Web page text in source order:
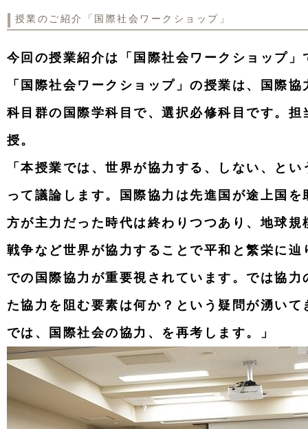
授業のご紹介「国際社会ワークショップ」
今回の授業紹介は「国際社会ワークショップ」
「国際社会ワークショップ」の授業は、国際
科目群の国際学科目で、選択必修科目です。担
授。
「本授業では、世界が協力する、しない、とい
って議論します。国際協力は先進国が途上国
方が主力だった時代は終わりつつあり、地球規
戦争など世界が協力することで平和と繁栄に辿
での国際協力が重要視されています。では協
た協力を阻む要素は何か？という疑問が湧い
では、国際社会の協力、を再考します。
」